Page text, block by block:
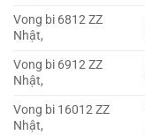
Vong bi 6812 ZZ
Nhật,
Vong bi 6912 ZZ
Nhật,
Vong bi 16012 ZZ
Nhật,